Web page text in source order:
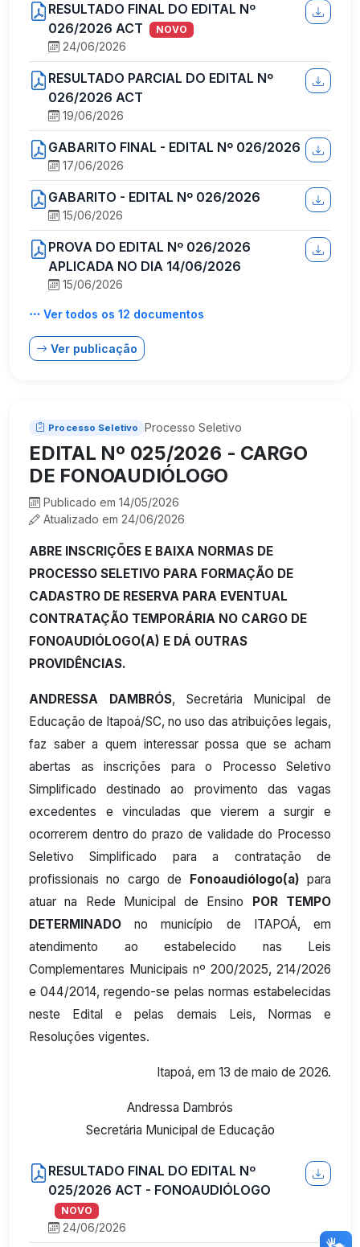
RESULTADO FINAL DO EDITAL Nº
026/2026 ACT
NOVO
24/06/2026
RESULTADO PARCIAL DO EDITAL Nº
026/2026 ACT
19/06/2026
GABARITO FINAL - EDITAL Nº 026/2026
17/06/2026
GABARITO - EDITAL Nº 026/2026
15/06/2026
PROVA DO EDITAL Nº 026/2026
APLICADA NO DIA 14/06/2026
15/06/2026
Ver todos os 12 documentos
Ver publicação
Processo Seletivo Processo Seletivo
EDITAL Nº 025/2026 - CARGO
DE FONOAUDIÓLOGO
Publicado em 14/05/2026
Atualizado em 24/06/2026
ABRE INSCRIÇÕES E BAIXA NORMAS DE
PROCESSO SELETIVO PARA FORMAÇÃO DE
CADASTRO DE RESERVA PARA EVENTUAL
CONTRATAÇÃO TEMPORÁRIA NO CARGO DE
FONOAUDIÓLOGO(A) E DÁ OUTRAS
PROVIDÊNCIAS.
ANDRESSA DAMBRÓS, Secretária Municipal de
Educação de Itapoá/SC, no uso das atribuições legais,
faz saber a quem interessar possa que se acham
abertas as inscrições para o Processo Seletivo
Simplificado destinado ao provimento das vagas
excedentes e vinculadas que vierem a surgir e
ocorrerem dentro do prazo de validade do Processo
Seletivo Simplificado para a contratação de
profissionais no cargo de
Fonoaudiólogo(a) para
atuar na Rede Municipal de Ensino
POR TEMPO
DETERMINADO no município de ITAPOÁ, em
atendimento ao estabelecido nas Leis
Complementares Municipais nº 200/2025, 214/2026
e 044/2014, regendo-se pelas normas estabelecidas
neste Edital e pelas demais Leis, Normas e
Resoluções vigentes.
Itapoá, em 13 de maio de 2026.
Andressa Dambrós
Secretária Municipal de Educação
RESULTADO FINAL DO EDITAL Nº
025/2026 ACT - FONOAUDIÓLOGO
NOVO
24/06/2026